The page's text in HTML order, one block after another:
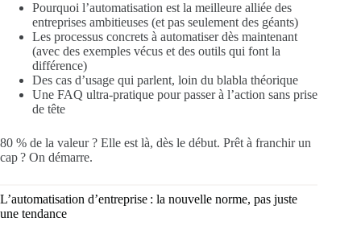
Pourquoi l’automatisation est la meilleure alliée des
entreprises ambitieuses (et pas seulement des géants)
Les processus concrets à automatiser dès maintenant
(avec des exemples vécus et des outils qui font la
différence)
Des cas d’usage qui parlent, loin du blabla théorique
Une FAQ ultra-pratique pour passer à l’action sans prise
de tête
80 % de la valeur ? Elle est là, dès le début. Prêt à franchir un
cap ? On démarre.
L’automatisation d’entreprise : la nouvelle norme, pas juste
une tendance